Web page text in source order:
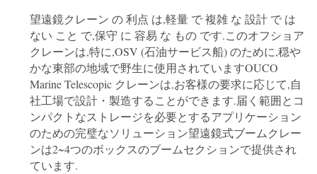
望遠鏡クレーン の 利点 は,軽量 で 複雑 な 設計 で は
ない こと で,保守 に 容易 な もの です.このオフショア
クレーンは,特に,OSV (石油サービス船) のために,穏や
かな東部の地域で野生に使用されていますOUCO
Marine Telescopic クレーンは,お客様の要求に応じて,自
社工場で設計・製造することができます.届く範囲とコ
ンパクトなストレージを必要とするアプリケーション
のための完璧なソリューション望遠鏡式ブームクレー
ンは2~4つのボックスのブームセクションで提供され
ています.